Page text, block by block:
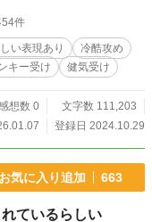
件
い表現あり
冷酷攻め
キー受け 健気受け
想数 0
文字数 111,203
登録日 2024.10.29
お気に入り追加 663
ているらしい